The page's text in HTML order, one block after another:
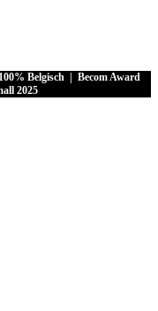
Belgisch | Becom Award
2025